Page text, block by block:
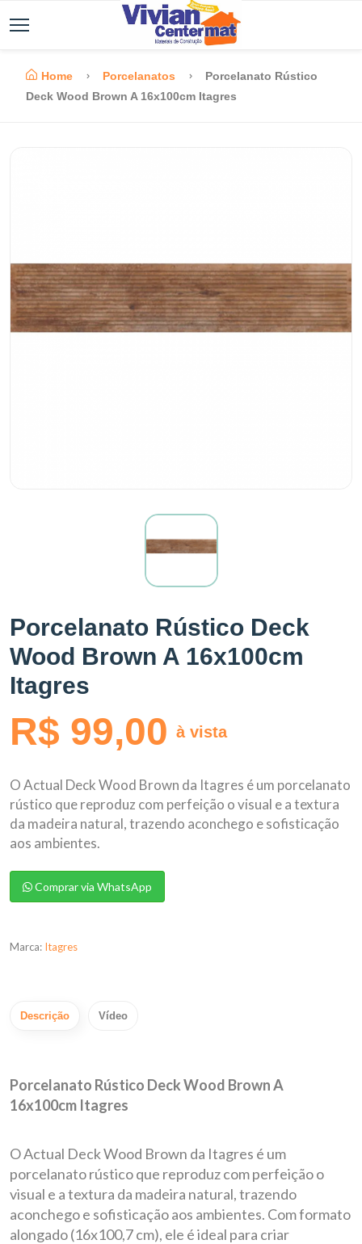
Home Porcelanatos
Porcelanato Rústico
Deck Wood Brown A 16x100cm Itagres
Porcelanato Rústico Deck
Wood Brown A 16x100cm
Itagres
R$ 99,00 à vista
O Actual Deck Wood Brown da Itagres é um porcelanato
rústico que reproduz com perfeição o visual e a textura
da madeira natural, trazendo aconchego e sofisticação
aos ambientes.
Comprar via WhatsApp
Marca: Itagres
Descrição Vídeo
Porcelanato Rústico Deck Wood Brown A
16x100cm Itagres
O Actual Deck Wood Brown da Itagres é um
porcelanato rústico que reproduz com perfeição o
visual e a textura da madeira natural, trazendo
aconchego e sofisticação aos ambientes. Com formato
alongado (16x100,7 cm), ele é ideal para criar